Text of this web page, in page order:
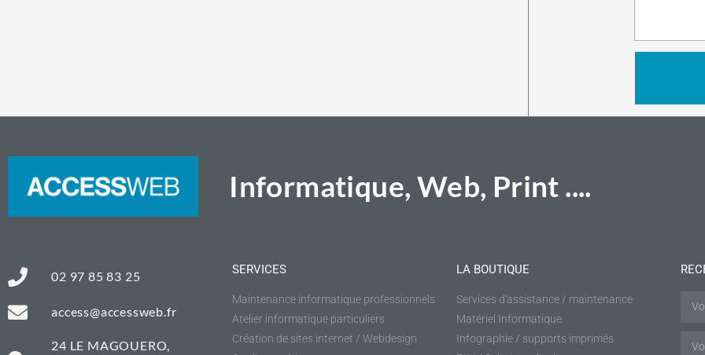
Informatique, Web, Print ....
02 97 85 83 25
access@accessweb.fr
24 LE MAGOUERO,
SERVICES
Maintenance informatique professionnels
Atelier informatique particuliers
Création de sites internet / Webdesign
LA BOUTIQUE
Services d'assistance / maintenance
Matériel Informatique
Infographie / supports imprimés